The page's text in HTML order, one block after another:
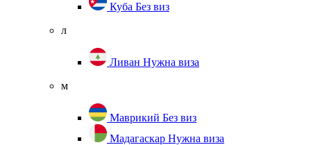
Куба Без виз
л
Ливан Нужна виза
м
Маврикий Без виз
Мадагаскар Нужна виза